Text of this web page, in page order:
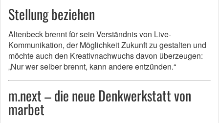
Stellung beziehen
Altenbeck brennt für sein Verständnis von Live-
Kommunikation, der Möglichkeit Zukunft zu gestalten und
möchte auch den Kreativnachwuchs davon überzeugen:
„Nur wer selber brennt, kann andere entzünden.“
m.next – die neue Denkwerkstatt von
marbet